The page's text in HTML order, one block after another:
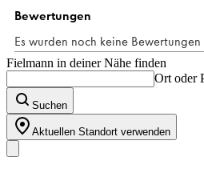
Fielmann in deiner Nähe finden
Ort oder
Suchen
Aktuellen Standort verwenden